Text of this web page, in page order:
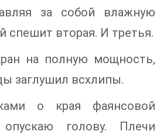
за собой влажную
спешит вторая. И третья.
на полную мощность,
заглушил всхлипы.
о края фаянсовой
голову. Плечи